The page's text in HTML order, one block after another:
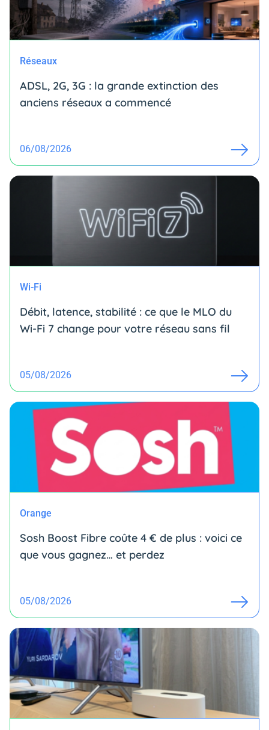
Réseaux
ADSL, 2G, 3G : la grande extinction des
anciens réseaux a commencé
06/08/2026
Wi-Fi
Débit, latence, stabilité : ce que le MLO du
Wi-Fi 7 change pour votre réseau sans fil
05/08/2026
Orange
Sosh Boost Fibre coûte 4 € de plus : voici ce
que vous gagnez… et perdez
05/08/2026